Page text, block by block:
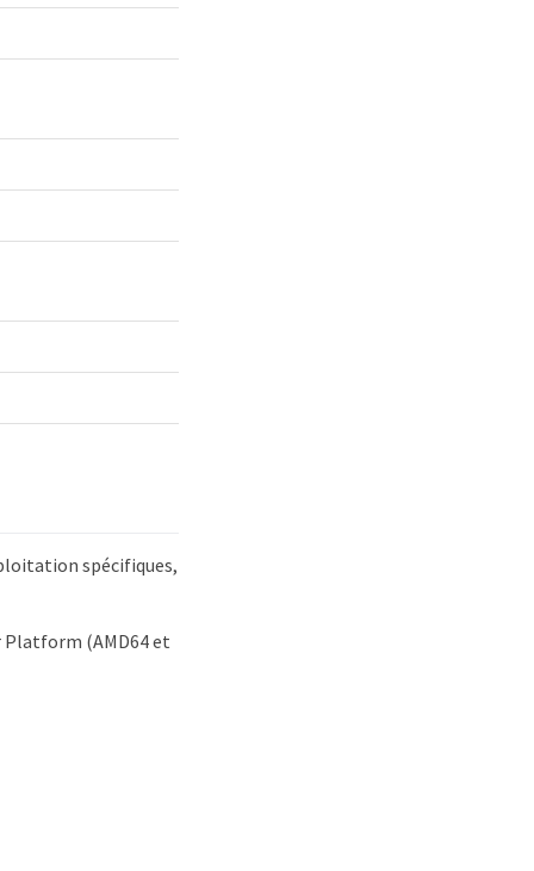
spécifiques,
Platform (AMD64 et